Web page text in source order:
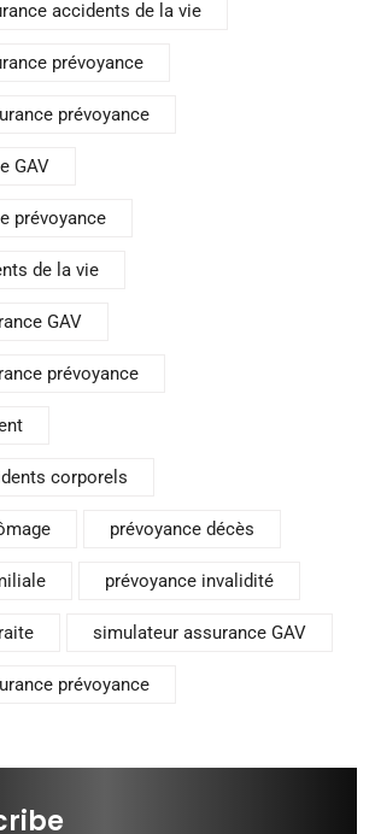
accidents de la vie
prévoyance
prévoyance
GAV
prévoyance
de la vie
GAV
prévoyance
corporels
prévoyance décès
prévoyance invalidité
simulateur assurance GAV
prévoyance